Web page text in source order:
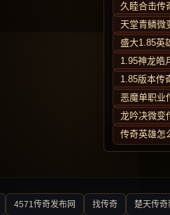
久睦合击传
天堂青鳞微
盛大1.85英
1.95神龙皓
1.85版本传
恶魔单职业
龙吟决微变
传奇英雄怎
4571传奇发布网 找传奇 楚天传奇